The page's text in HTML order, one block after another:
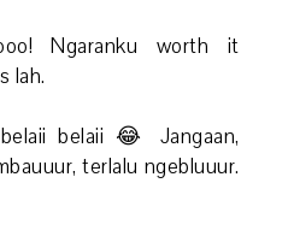
Ngaranku worth it
lah.
belaii 😂 Jangaan,
terlalu ngebluuur.